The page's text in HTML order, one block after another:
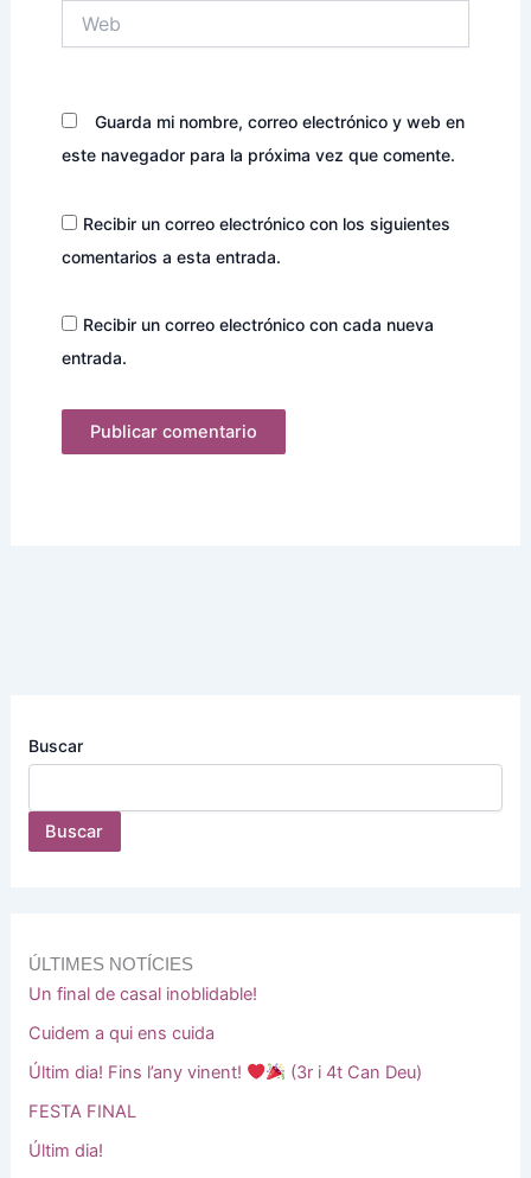
Guarda mi nombre, correo electrónico y web en
este navegador para la próxima vez que comente.
Recibir un correo electrónico con los siguientes
comentarios a esta entrada.
Recibir un correo electrónico con cada nueva
entrada.
Buscar
Buscar
ÚLTIMES NOTÍCIES
Un final de casal inoblidable!
Cuidem a qui ens cuida
Últim dia! Fins l’any vinent!
(3r i 4t Can Deu)
FESTA FINAL
Últim dia!